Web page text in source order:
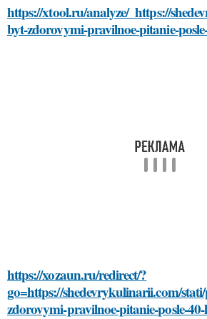
https://xtool.ru/analyze/_https://
byt-zdorovymi-pravilnoe-pitanie-
https://xozaun.ru/redirect/?
go=https://shedevrykulinarii.com/
zdorovymi-pravilnoe-pitanie-posle-40-